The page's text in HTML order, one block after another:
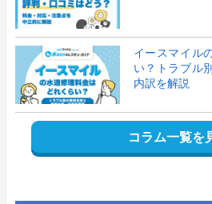
イースマイル
い？トラブル
内訳を解説
コラム一覧を